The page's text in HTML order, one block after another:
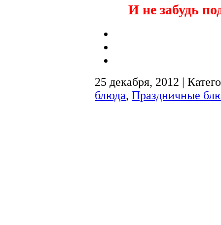
И не забудь
25 декабря, 2012 |
блюда, Праздничные